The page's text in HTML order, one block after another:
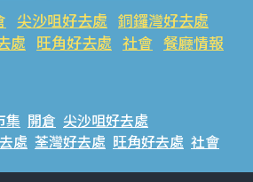
尖沙咀好去處 銅鑼灣好去處
處 旺角好去處 社會 餐廳情報
集 開倉 尖沙咀好去處
處 荃灣好去處 旺角好去處 社會